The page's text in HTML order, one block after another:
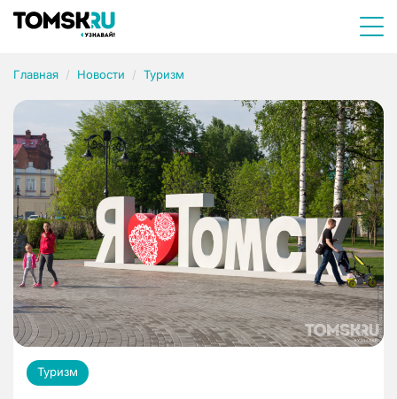
Главная Новости Туризм
Туризм